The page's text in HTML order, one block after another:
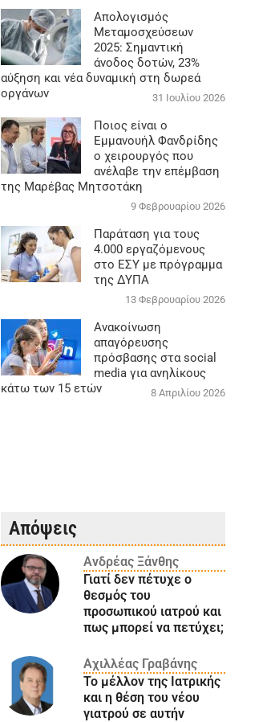
Απολογισμός
Μεταμοσχεύσεων
2025: Σημαντική
άνοδος δοτών, 23%
αύξηση και νέα δυναμική στη δωρεά
οργάνων
31 Ιουλίου 2026
Ποιος είναι ο
Εμμανουήλ Φανδρίδης
ο χειρουργός που
ανέλαβε την επέμβαση
της Μαρέβας Μητσοτάκη
9 Φεβρουαρίου 2026
Παράταση για τους
4.000 εργαζόμενους
στο ΕΣΥ με πρόγραμμα
της ΔΥΠΑ
13 Φεβρουαρίου 2026
Ανακοίνωση
απαγόρευσης
πρόσβασης στα social
media για ανηλίκους
κάτω των 15 ετών
8 Απριλίου 2026
Απόψεις
Ανδρέας Ξάνθης
Γιατί δεν πέτυχε ο
θεσμός του
προσωπικού ιατρού και
πως μπορεί να πετύχει;
Αχιλλέας Γραβάνης
Το μέλλον της Ιατρικής
και η θέση του νέου
γιατρού σε αυτήν